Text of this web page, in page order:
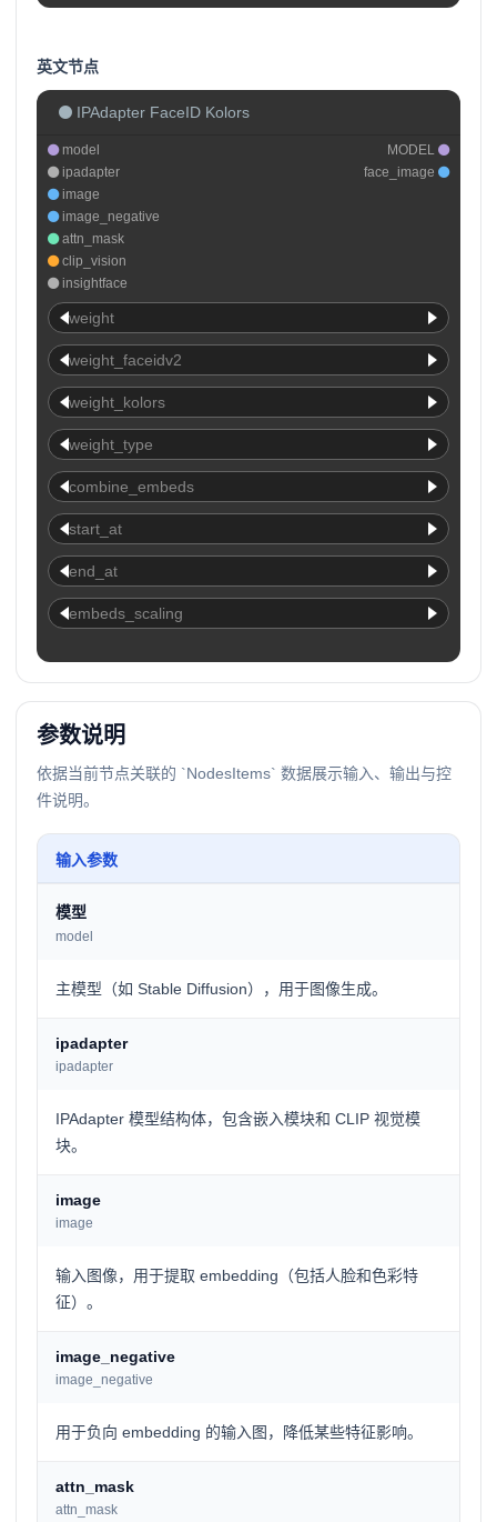
英文节点
IPAdapter FaceID Kolors
model
ipadapter
image
image_negative
attn_mask
clip_vision
insightface
MODEL
face_image
weight
weight_faceidv2
weight_kolors
weight_type
combine_embeds
start_at
end_at
embeds_scaling
参数说明
依据当前节点关联的 `NodesItems` 数据展示输入、输出与控
件说明。
输入参数
模型
model
主模型（如 Stable Diffusion），用于图像生成。
ipadapter
ipadapter
IPAdapter 模型结构体，包含嵌入模块和 CLIP 视觉模
块。
image
image
输入图像，用于提取 embedding（包括人脸和色彩特
征）。
image_negative
image_negative
用于负向 embedding 的输入图，降低某些特征影响。
attn_mask
attn_mask